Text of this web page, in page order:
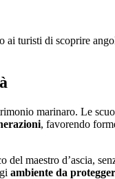
ai turisti di scoprire
marinaro. Le
, favorendo
del maestro d’ascia,
ambiente da